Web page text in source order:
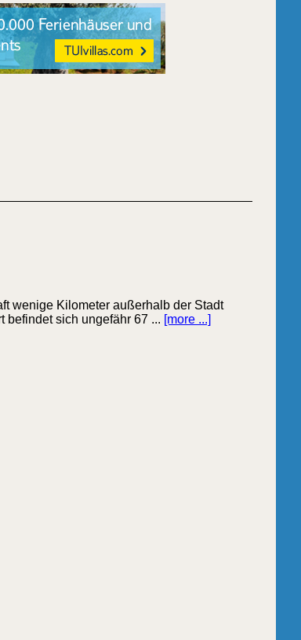
wenige Kilometer außerhalb der Stadt
befindet sich ungefähr 67 ... [more ...]